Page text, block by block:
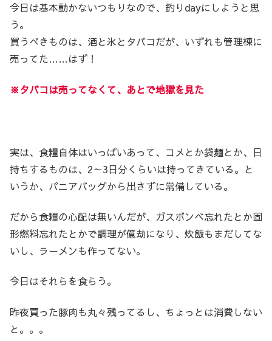
今日は基本動かないつもりなので、釣りdayにしようと思
う。
買うべきものは、酒と氷とタバコだが、いずれも管理棟に
売ってた……はず！
※タバコは売ってなくて、あとで地獄を見た
実は、食糧自体はいっぱいあって、コメとか袋麺とか、日
持ちするものは、2～3日分くらいは持ってきている。と
いうか、パニアバッグから出さずに常備している。
だから食糧の心配は無いんだが、ガスボンベ忘れたとか固
形燃料忘れたとかで調理が億劫になり、炊飯もまだしてな
いし、ラーメンも作ってない。
今日はそれらを食らう。
昨夜買った豚肉も丸々残ってるし、ちょっとは消費しない
と。。。